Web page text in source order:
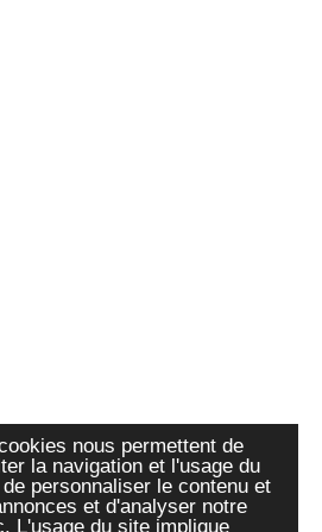
nous permettent de
la navigation et l'usage du
personnaliser le contenu et
et d'analyser notre
L'usage du site implique